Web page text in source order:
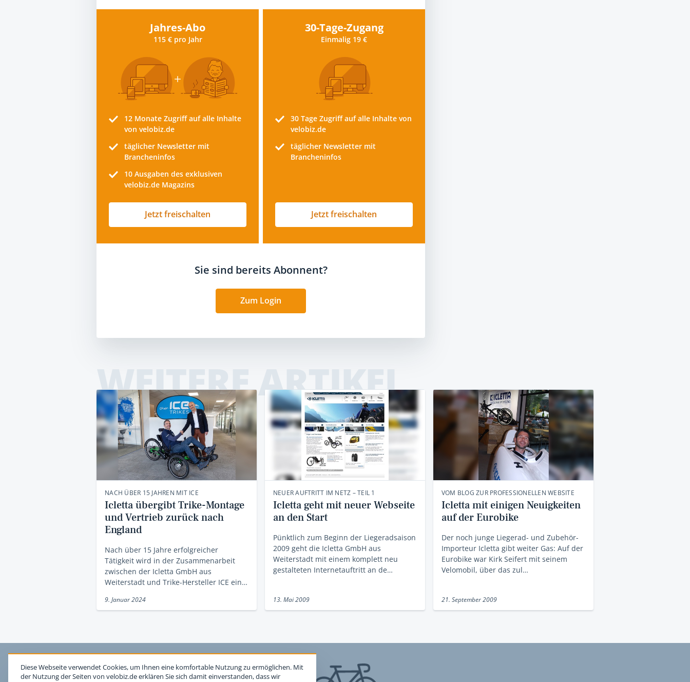
Jahres-Abo
115 € pro Jahr
12 Monate Zugriff auf alle Inhalte
von velobiz.de
täglicher Newsletter mit
Brancheninfos
10 Ausgaben des exklusiven
velobiz.de Magazins
Jetzt freischalten
30-Tage-Zugang
Einmalig 19 €
30 Tage Zugriff auf alle Inhalte von
velobiz.de
täglicher Newsletter mit
Brancheninfos
Jetzt freischalten
Sie sind bereits Abonnent?
Zum Login
WEITERE ARTIKEL
NACH ÜBER 15 JAHREN MIT ICE
Icletta übergibt Trike-Montage
und Vertrieb zurück nach
England
Nach über 15 Jahre erfolgreicher
Tätigkeit wird in der Zusammenarbeit
zwischen der Icletta GmbH aus
Weiterstadt und Trike-Hersteller ICE ein…
9. Januar 2024
NEUER AUFTRITT IM NETZ – TEIL 1
Icletta geht mit neuer Webseite
an den Start
Pünktlich zum Beginn der Liegeradsaison
2009 geht die Icletta GmbH aus
Weiterstadt mit einem komplett neu
gestalteten Internetauftritt an de…
13. Mai 2009
VOM BLOG ZUR PROFESSIONELLEN WEBSITE
Icletta mit einigen Neuigkeiten
auf der Eurobike
Der noch junge Liegerad- und Zubehör-
Importeur Icletta gibt weiter Gas: Auf der
Eurobike war Kirk Seifert mit seinem
Velomobil, über das zul…
21. September 2009
Diese Webseite verwendet Cookies, um Ihnen eine komfortable Nutzung zu ermöglichen. Mit
der Nutzung der Seiten von velobiz.de erklären Sie sich damit einverstanden, dass wir